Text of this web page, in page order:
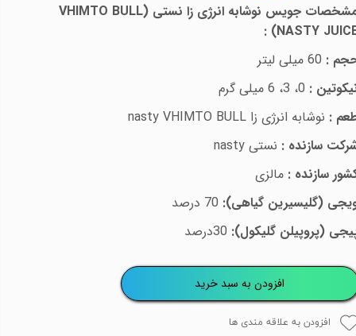
جویس نوشابه انرژی زا نستی (VHIMTO BULL
NASTY
)
:
:
:
: نوشابه انرژی زا nasty VHIMTO BULL
سازنده : نستی nasty
سازنده : مالزی
(گلیسیرین گیاهی):
(پروپیلن گلیکول):
افزودن به سبد خرید
افزودن به علاقه مندی ها